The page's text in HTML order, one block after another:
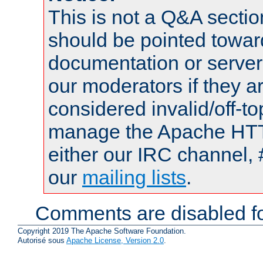
This is not a Q&A
should be pointed
documentation or
our moderators if they
considered invalid/off-
manage the Apache
either our IRC channel,
our mailing lists.
Comments are disabled
Copyright 2019 The Apache Software Foundation.
Autorisé sous Apache License, Version 2.0.